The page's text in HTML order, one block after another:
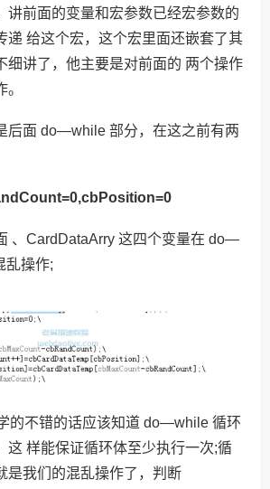
讲前面的变量和宏参数已经宏参数的
递 给这个宏，这个宏里面还嵌套了其
细讲了，他主要是对前面的 两个操作
后面 do—while 部分，在这之前有两
、CardDataArry 这四个变量在 do—
乱操作;
的不错的话应该知道 do—while 循环
这 样能保证循环体至少执行一次;循
是我们的混乱操作了，判断